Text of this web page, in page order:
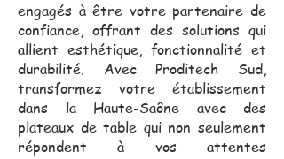
engagés à être votre partenaire de
confiance, offrant des solutions qui
allient esthétique, fonctionnalité et
durabilité. Avec Proditech Sud,
transformez votre établissement
dans la Haute-Saône avec des
plateaux de table qui non seulement
répondent à vos attentes